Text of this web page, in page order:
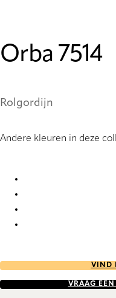
Orba 7514
Rolgordijn
Andere kleuren in deze
VIND
VRAAG